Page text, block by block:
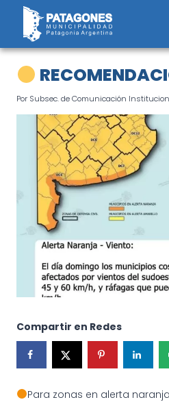
Saltar
contenido
Por Subsec. de Comunicación
Compartir en Redes
Para zonas en alerta